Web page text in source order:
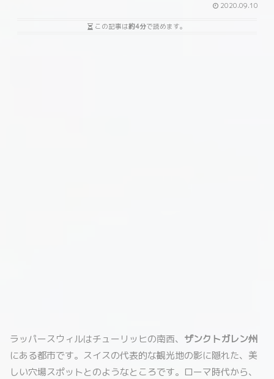
2020.09.10
この記事は約4分で読めます。
ラッパースウィルはチューリッヒの南西、 ザンクトガレン州
にある都市です。スイスの代表的な観光地の影に隠れた、美
しい穴場スポットとのようなところです。ローマ時代から、